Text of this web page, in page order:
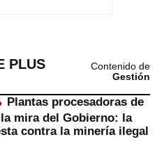
PLUS
Contenido de
Gestión
Plantas procesadoras de
mira del Gobierno: la
contra la minería ilegal